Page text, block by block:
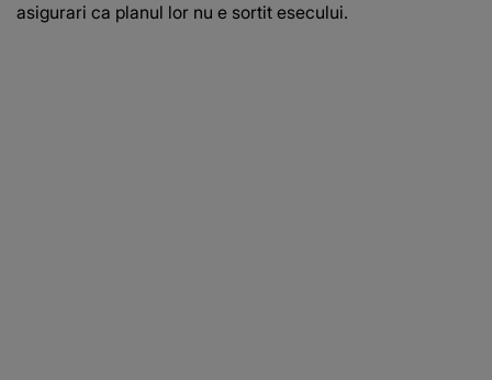
asigurari ca planul lor nu e sortit esecului.